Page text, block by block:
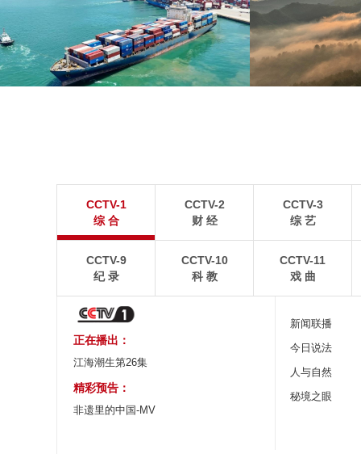
暑期出游 乐享美好时光
炎炎夏日，暑期旅游热度持续攀升。人们亲近山水，
重庆梁平：优质
8月6日，重庆梁平星
8月5日，“科伦坡”轮缓缓驶离山东港口青岛港前湾联
合集装箱码头。
8月6日，河北承德，
CCTV-1
综 合
CCTV-2
财 经
CCTV-3
综 艺
CCTV-9
纪 录
CCTV-10
科 教
CCTV-11
戏 曲
正在播出：
江海潮生第26集
精彩预告：
非遗里的中国-MV
新闻联播
今日说法
人与自然
秘境之眼